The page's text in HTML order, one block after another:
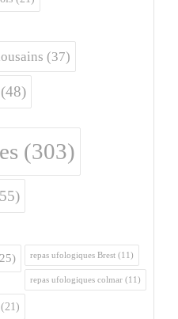
(37)
(48)
(303)
repas ufologiques Brest (11)
repas ufologiques colmar (11)
(21)